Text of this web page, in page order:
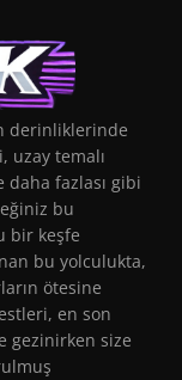
derinliklerinde
uzay temalı
fazlası gibi
bu
bir keşfe
bu yolculukta,
ötesine
en son
gezinirken size